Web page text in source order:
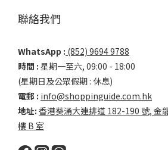
聯絡我們
WhatsApp : (852) 9694 9788
時間 : 星期一至六, 09:00 - 18:00
(星期日及公眾假期 : 休息)
電郵 : info@shoppinguide.com.hk
地址: 香港葵涌大連排道 182-190 號, 金
樓 B 室